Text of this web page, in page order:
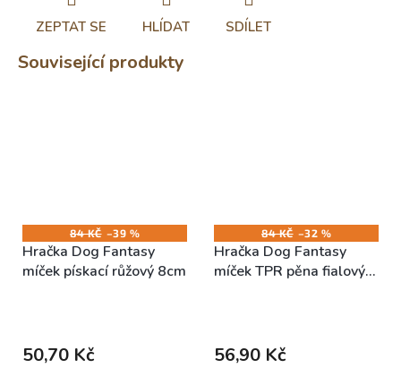
ZEPTAT SE HLÍDAT SDÍLET
Související produkty
84 KČ –39 %
Hračka Dog Fantasy
míček pískací růžový 8cm
50,70 Kč
84 KČ –32 %
Hračka Dog Fantasy
míček TPR pěna fialový
56,90 Kč